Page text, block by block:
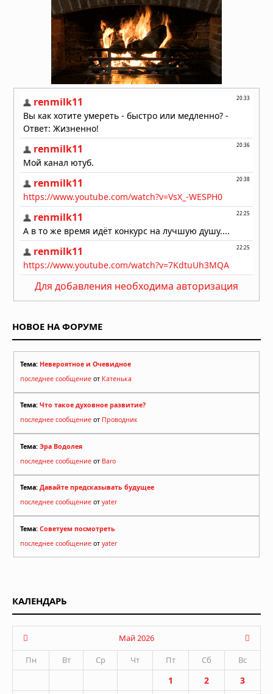
выпуск 32 миллионов стерильных
комаров в США
03.06.2026 в 06:41
Эбола вышла из-под контроля: ВОЗ
признала, что эпидемия опережает
меры реагирования
26.05.2026 в 07:57
Вирус Борна добрался до севера
Германии, вакцины нет
25.05.2026 в 08:40
не к той которая сейчас
23.05.2026 в 14:22
силой отнимают тела умерших у
22.05.2026 в 07:08
Для добавления необходима авторизация
НОВОЕ НА ФОРУМЕ
Тема: Невероятное и Очевидное
последнее сообщение от Катенька
Тема: Что такое духовное развитие?
последнее сообщение от Проводник
Тема: Эра Водолея
последнее сообщение от Baro
Тема: Давайте предсказывать будущее
последнее сообщение от yater
Тема: Советуем посмотреть
последнее сообщение от yater
КАЛЕНДАРЬ
Май 2026
Пн
Вт Ср Чт Пт Сб Вс
1 2
3